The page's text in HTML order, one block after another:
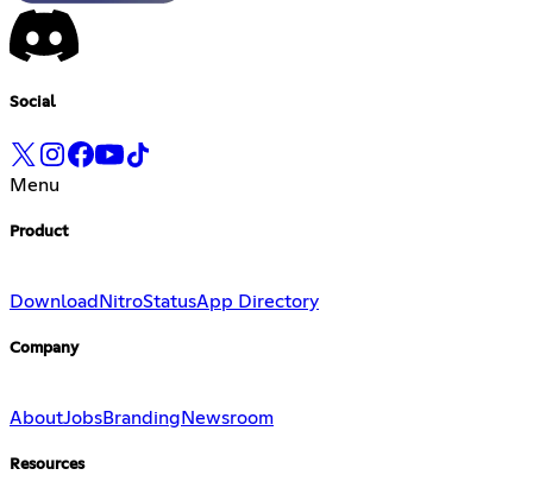
Social
Menu
Product
Download NitroStatusApp Directory
Company
AboutJobsBranding Newsroom
Resources